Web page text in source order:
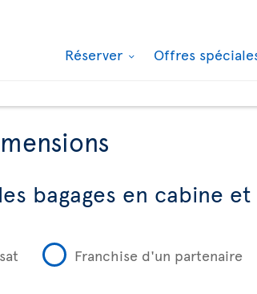
Réserver Offres
bagages en cabine
Franchise d'un partenaire